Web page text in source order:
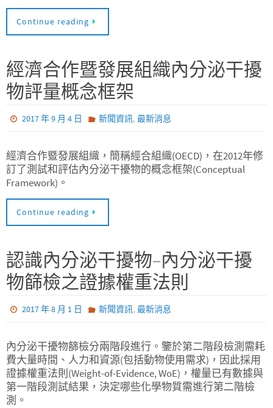
Continue reading
經濟合作暨發展組織內分泌干擾
物評量概念框架
2017 年 9 月 4 日 新聞資訊, 最新消息
經濟合作暨發展組織，簡稱經合組織(OECD)，在2012年修
訂了測試和評估內分泌干擾物的概念框架(Conceptual
Framework)。
Continue reading
認識內分泌干擾物–內分泌干擾
物篩檢之證據權重法則
2017 年 8 月 1 日 新聞資訊, 最新消息
內分泌干擾物篩檢分兩階段進行。鑒於第二階段檢測需耗
費大量時間、人力和資源(包括動物使用需求)，因此採用
證據權重法則(Weight-of-Evidence, WoE)，權量已有數據與
第一階段測試結果，決定哪些化學物質需進行第二階檢
測。